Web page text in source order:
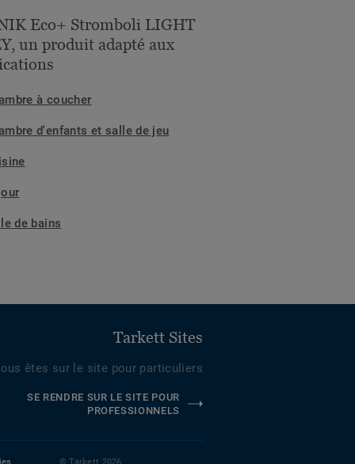
Eco+ Stromboli LIGHT
un produit adapté aux
à coucher
d'enfants et salle de jeu
de bains
Tarkett Sites
êtes sur le site pour particuliers
SE RENDRE SUR LE SITE POUR
PROFESSIONNELS